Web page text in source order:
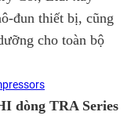
đun thiết bị, cũng
cho toàn bộ
dòng TRA Series